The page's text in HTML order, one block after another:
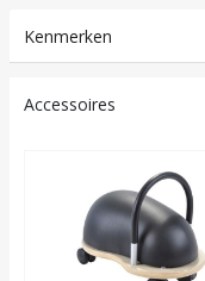
Kenmerken
Accessoires